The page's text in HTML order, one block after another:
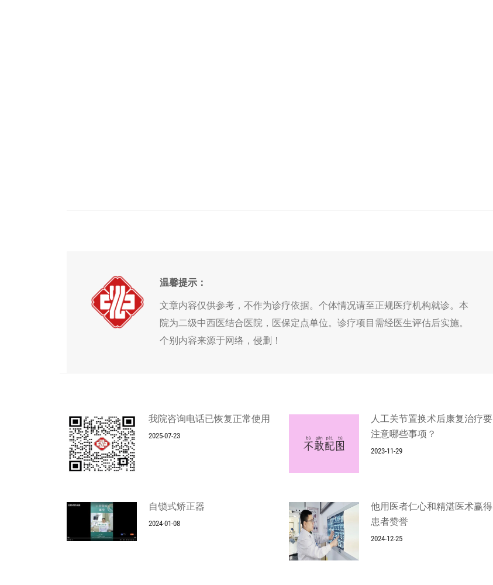
温馨提示：
文章内容仅供参考，不作为诊疗依据。个体情况请至正规医疗机构就诊。本
院为二级中西医结合医院，医保定点单位。诊疗项目需经医生评估后实施。
个别内容来源于网络，侵删！
我院咨询电话已恢复正常使用
2025-07-23
人工关节置换术后康复治疗要
注意哪些事项？
2023-11-29
自锁式矫正器
2024-01-08
他用医者仁心和精湛医术赢得
患者赞誉
2024-12-25